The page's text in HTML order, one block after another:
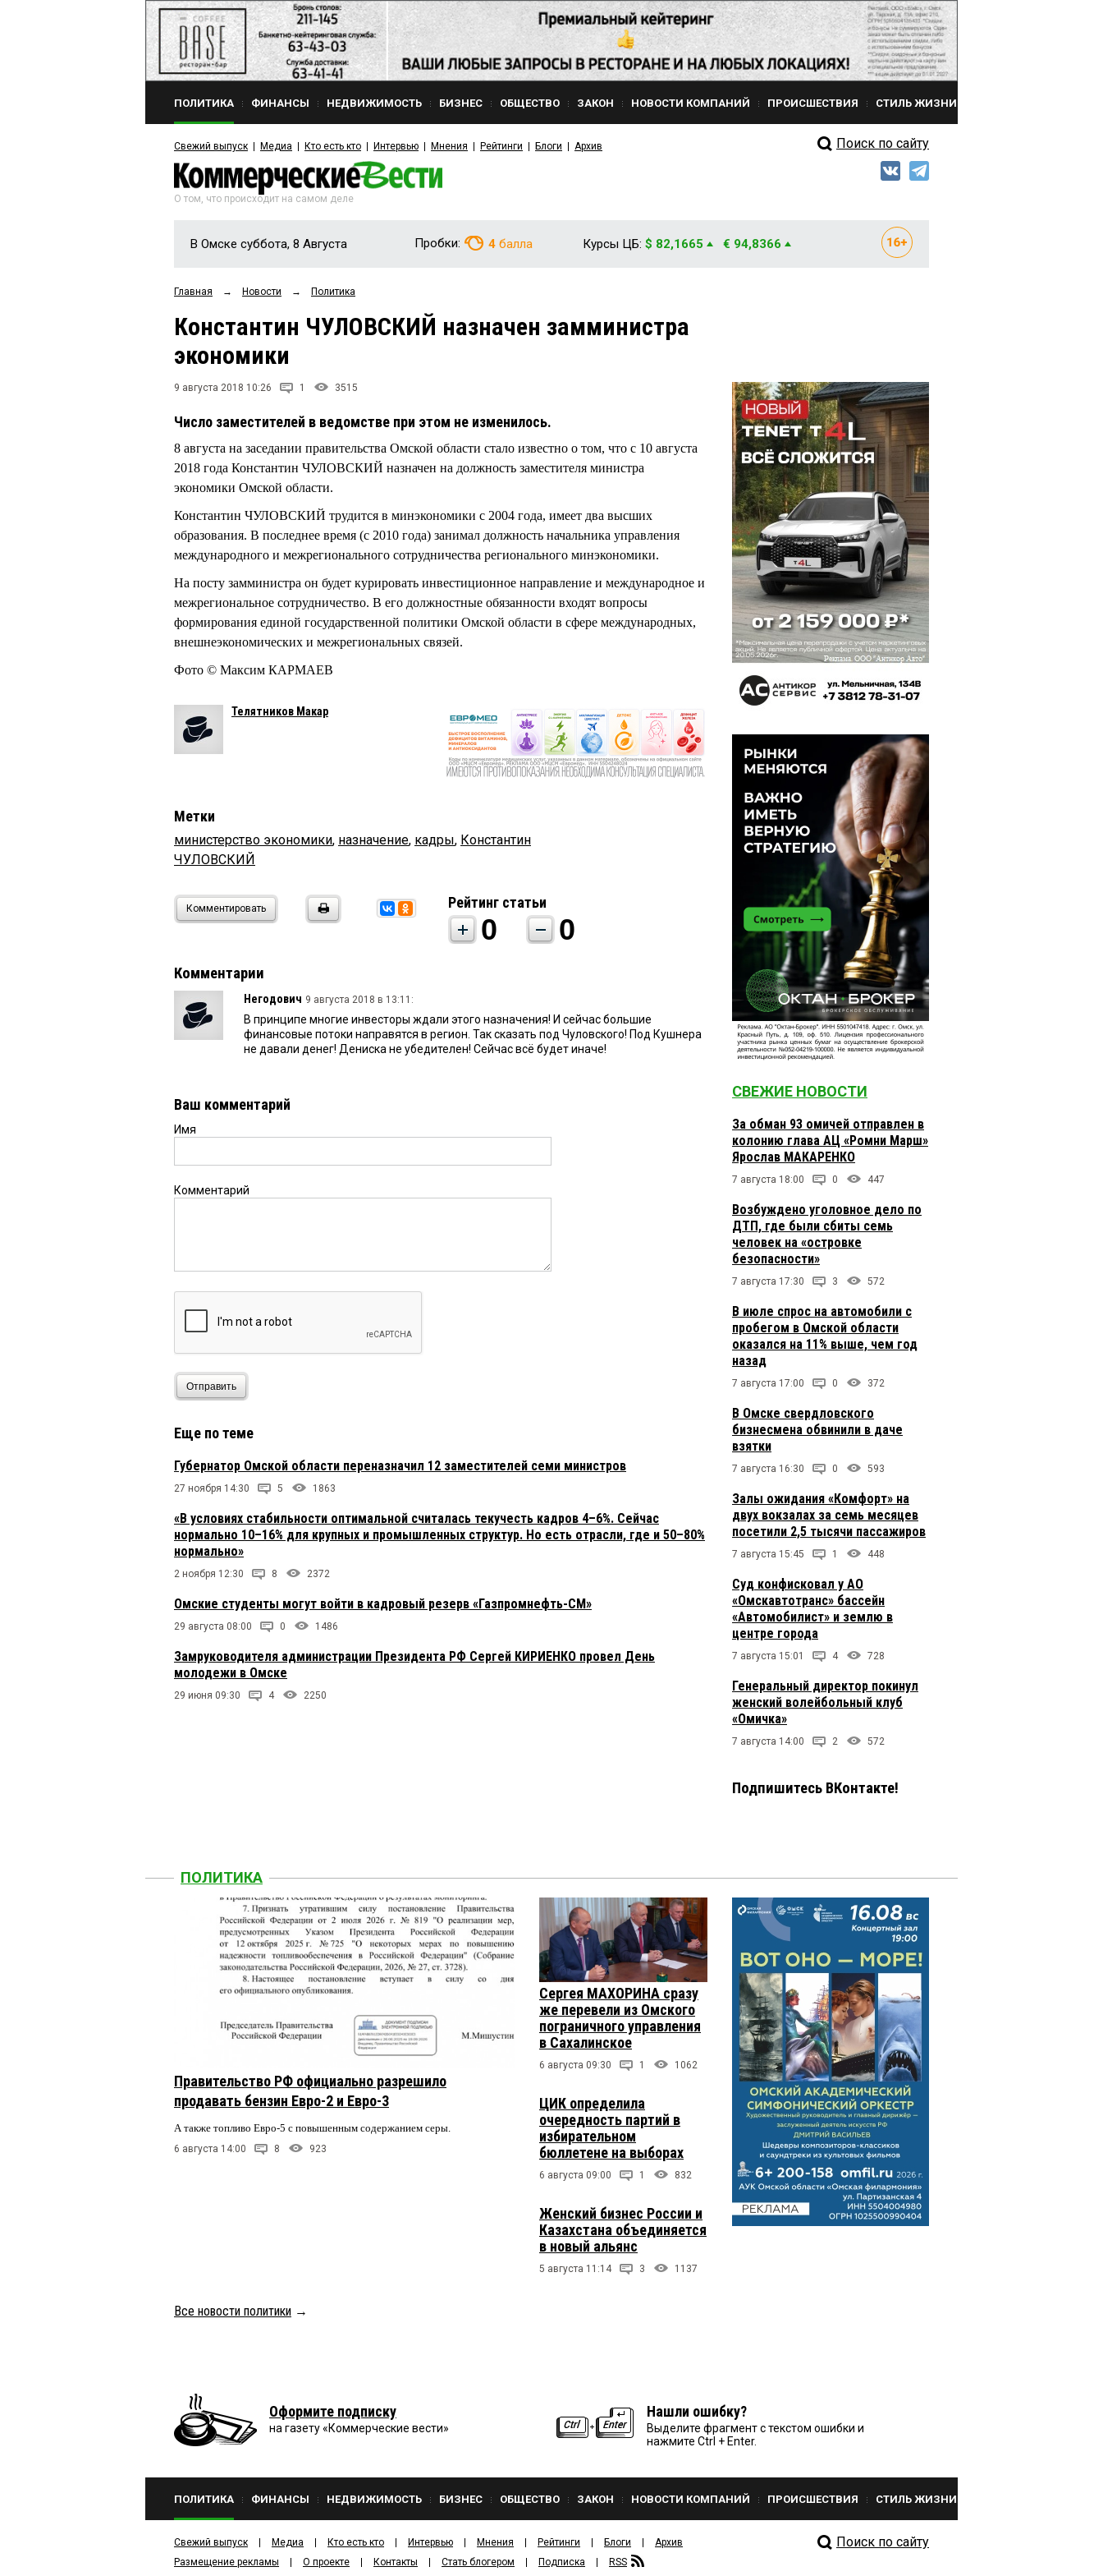
ПОЛИТИКА ФИНАНСЫ НЕДВИЖИМОСТЬ БИЗНЕС ОБЩЕСТВО ЗАКОН НОВОСТИ КОМПАНИЙ ПРОИСШЕСТВИЯ СТИЛЬ ЖИЗНИ
Свежий выпуск Медиа Кто есть кто Интервью Мнения Рейтинги Блоги Архив Поиск по сайту
О том, что происходит на самом деле
В Омске суббота, 8 Августа Пробки: 4 балла Курсы ЦБ: $ 82,1665 € 94,8366
Главная → Новости → Политика
Константин ЧУЛОВСКИЙ назначен замминистра
экономики
9 августа 2018 10:26 1 3515
Число заместителей в ведомстве при этом не изменилось.
8 августа на заседании правительства Омской области стало известно о том, что с 10 августа
2018 года Константин ЧУЛОВСКИЙ назначен на должность заместителя министра
экономики Омской области.
Константин ЧУЛОВСКИЙ трудится в минэкономики с 2004 года, имеет два высших
образования. В последнее время (с 2010 года) занимал должность начальника управления
международного и межрегионального сотрудничества регионального минэкономики.
На посту замминистра он будет курировать инвестиционное направление и международное и
межрегиональное сотрудничество. В его должностные обязанности входят вопросы
формирования единой государственной политики Омской области в сфере международных,
внешнеэкономических и межрегиональных связей.
Фото © Максим КАРМАЕВ
Телятников Макар
Метки
министерство экономики, назначение, кадры, Константин
ЧУЛОВСКИЙ
Комментировать Рейтинг статьи
0 0
Комментарии
Негодович 9 августа 2018 в 13:11:
В принципе многие инвесторы ждали этого назначения! И сейчас большие
финансовые потоки направятся в регион. Так сказать под Чуловского! Под Кушнера
не давали денег! Дениска не убедителен! Сейчас всё будет иначе!
Ваш комментарий
Имя
Комментарий
Отправить
Еще по теме
Губернатор Омской области переназначил 12 заместителей семи министров
27 ноября 14:30 5 1863
«В условиях стабильности оптимальной считалась текучесть кадров 4–6%. Сейчас
нормально 10–16% для крупных и промышленных структур. Но есть отрасли, где и 50–80%
нормально»
2 ноября 12:30 8 2372
Омские студенты могут войти в кадровый резерв «Газпромнефть-СМ»
29 августа 08:00 0 1486
Замруководителя администрации Президента РФ Сергей КИРИЕНКО провел День
молодежи в Омске
29 июня 09:30 4 2250
СВЕЖИЕ НОВОСТИ
За обман 93 омичей отправлен в
колонию глава АЦ «Ромни Марш»
Ярослав МАКАРЕНКО
7 августа 18:00 0 447
Возбуждено уголовное дело по
ДТП, где были сбиты семь
человек на «островке
безопасности»
7 августа 17:30 3 572
В июле спрос на автомобили с
пробегом в Омской области
оказался на 11% выше, чем год
назад
7 августа 17:00 0 372
В Омске свердловского
бизнесмена обвинили в даче
взятки
7 августа 16:30 0 593
Залы ожидания «Комфорт» на
двух вокзалах за семь месяцев
посетили 2,5 тысячи пассажиров
7 августа 15:45 1 448
Суд конфисковал у АО
«Омскавтотранс» бассейн
«Автомобилист» и землю в
центре города
7 августа 15:01 4 728
Генеральный директор покинул
женский волейбольный клуб
«Омичка»
7 августа 14:00 2 572
Подпишитесь ВКонтакте!
ПОЛИТИКА
Правительство РФ официально разрешило
продавать бензин Евро-2 и Евро-3
А также топливо Евро-5 с повышенным содержанием серы.
6 августа 14:00 8 923
Сергея МАХОРИНА сразу
же перевели из Омского
пограничного управления
в Сахалинское
6 августа 09:30 1 1062
ЦИК определила
очередность партий в
избирательном
бюллетене на выборах
6 августа 09:00 1 832
Женский бизнес России и
Казахстана объединяется
в новый альянс
5 августа 11:14 3 1137
Все новости политики →
Оформите подписку
на газету «Коммерческие вести»
Нашли ошибку?
Выделите фрагмент с текстом ошибки и
нажмите Ctrl + Enter.
ПОЛИТИКА ФИНАНСЫ НЕДВИЖИМОСТЬ БИЗНЕС ОБЩЕСТВО ЗАКОН НОВОСТИ КОМПАНИЙ ПРОИСШЕСТВИЯ СТИЛЬ ЖИЗНИ
Свежий выпуск Медиа Кто есть кто Интервью Мнения Рейтинги Блоги
Архив
Размещение рекламы
О проекте Контакты Стать блогером Подписка RSS
Поиск по сайту